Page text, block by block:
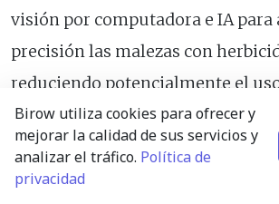
visión por computadora e IA para
precisión las malezas con
reduciendo potencialmente el
químicos hasta en un 90% en
los métodos tradicionales. Esto
los costos, sino que también
Birow utiliza cookies para ofrecer y
mejorar la calidad de sus servicios y
analizar el tráfico. Política de
privacidad